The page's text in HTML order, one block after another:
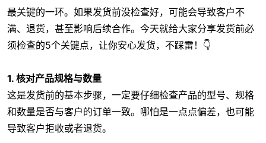
最关键的一环。如果发货前没检查好，可能会导致客户不
满、退货，甚至影响后续合作。今天就给大家分享发货前必
须检查的5个关键点，让你安心发货，不踩雷！👇
1. 核对产品规格与数量
这是发货前的基本步骤，一定要仔细检查产品的型号、规格
和数量是否与客户的订单一致。哪怕是一点点偏差，也可能
导致客户拒收或者退货。